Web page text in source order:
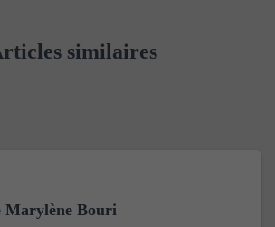
similaires
Marylène Bouri